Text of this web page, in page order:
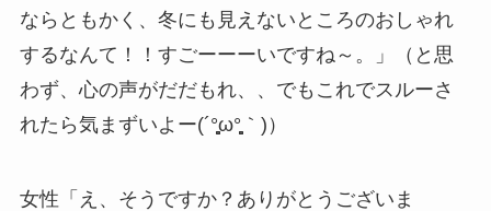
ならともかく、冬にも見えないところのおしゃれ
するなんて！！すごーーーいですね～。」（と思
わず、心の声がだだもれ、、でもこれでスルーさ
れたら気まずいよー(´°̥̥̥̥̥̥̥̥ω°̥̥̥̥̥̥̥̥｀)）
女性「え、そうですか？ありがとうございま